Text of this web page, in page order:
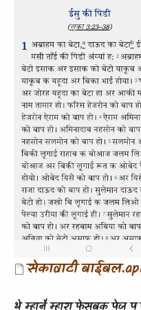
Document
सेकावाटी
थे म्हानै म्हारा फेसबुक पेज